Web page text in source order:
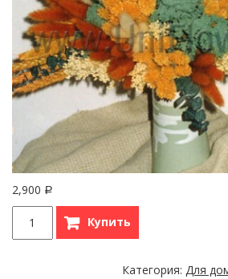
2,900 Р
Купить
Категория: Для